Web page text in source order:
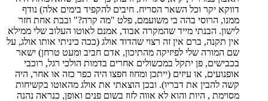
דווקא יקר וכל השאר הסריח. חיבים להקפיד בימים אלה) נודף
ממנו, הרוסי בהה בי משועמם, פלט "מה קרה?" ובבת אחת חזר
לישון. הבנתי מייד שהמקרה אבוד, אמנם לאוטו העלוב שלי ממילא
אין תקנה, ברם אין זה רצוי שהדוד אולג (ככה כיניתי אותו אולג, על
שם המורה שלי לפיזיקה מהתיכון, אדם חביב ומעט טרחן) ישאר
בכבישים, פן יתקל במכשולים אחרים בדמות הולכי רגל, רוכבי
אופנועים, או עיזים (ייתכן ומחוז חפצו היה כפר כזה או אחר, היה
קשה להבין את דבריו). ובכן הוצאתי את אולג מהאוטו בקשיחות
מסוימת , היות והוא לא אווה לזוז בשום פנים ואופן, כנראה נהנה